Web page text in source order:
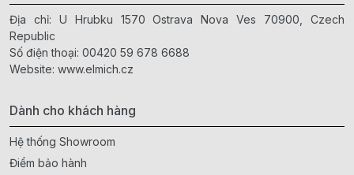
Địa chỉ: U Hrubku 1570 Ostrava Nova Ves 70900, Czech
Republic
Số điện thoại: 00420 59 678 6688
Website: www.elmich.cz
Dành cho khách hàng
Hệ thống Showroom
Điểm bảo hành